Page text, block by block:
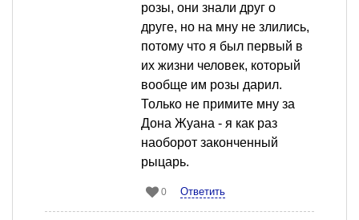
розы, они знали друг о
друге, но на мну не злились,
потому что я был первый в
их жизни человек, который
вообще им розы дарил.
Только не примите мну за
Дона Жуана - я как раз
наоборот законченный
рыцарь.
0 Ответить